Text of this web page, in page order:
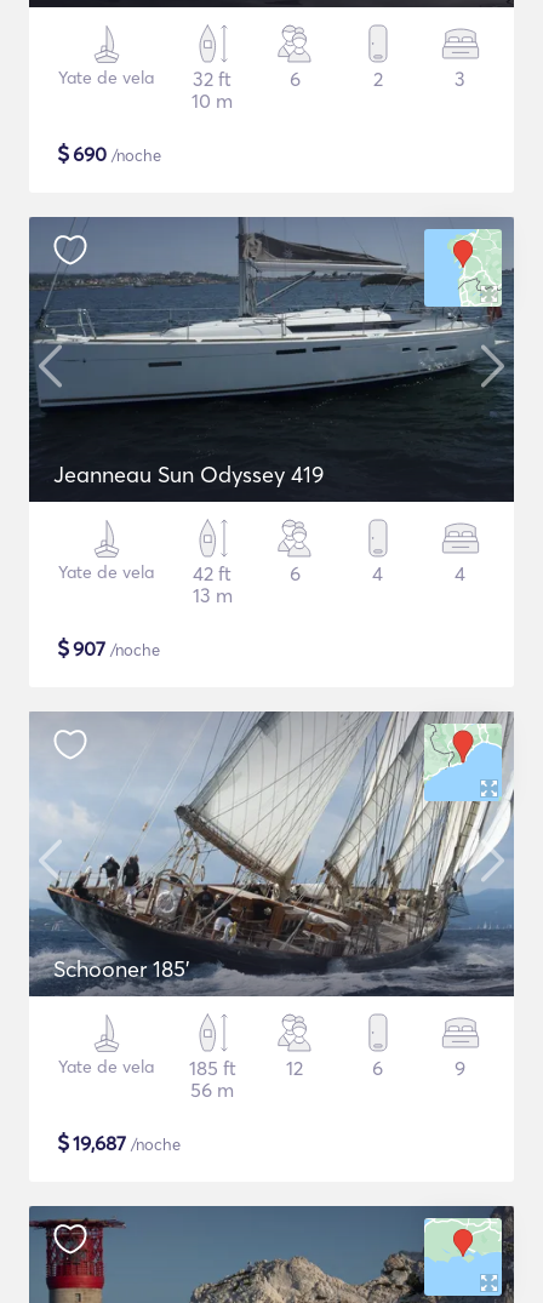
Yate de vela
32 ft
10 m
6 2 3
$690 /noche
Jeanneau Sun Odyssey 419
Yate de vela
42 ft
13 m
6 4 4
$907 /noche
Schooner 185'
Yate de vela
185 ft
56 m
12 6 9
$19,687 /noche